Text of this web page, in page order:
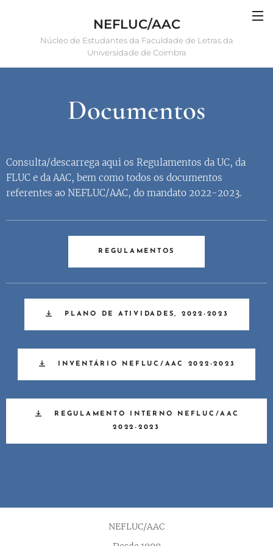
NEFLUC/AAC
Núcleo de Estudantes da Faculdade de Letras da
Universidade de Coimbra
Documentos
Consulta/descarrega aqui os Regulamentos da UC, da
FLUC e da AAC, bem como todos os documentos
referentes ao NEFLUC/AAC, do mandato 2022-2023.
REGULAMENTOS
PLANO DE ATIVIDADES, 2022-2023
INVENTÁRIO NEFLUC/AAC 2022-2023
REGULAMENTO INTERNO NEFLUC/AAC
2022-2023
NEFLUC/AAC